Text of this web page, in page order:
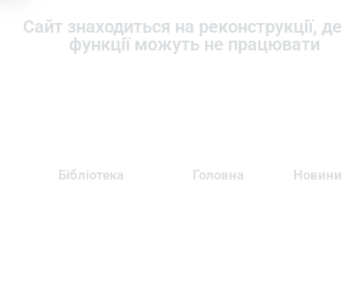
Сайт знаходиться на реконструкції,
функції можуть не працювати
Бібліотека Головна Новини